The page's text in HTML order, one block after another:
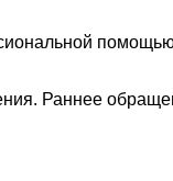
Раннее